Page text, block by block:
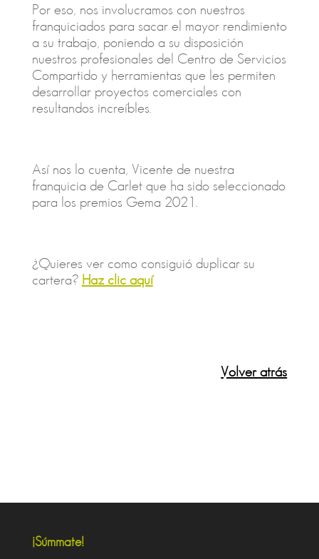
Por eso, nos involucramos con nuestros
franquiciados para sacar el mayor rendimiento
a su trabajo, poniendo a su disposición
nuestros profesionales del Centro de Servicios
Compartido y herramientas que les permiten
desarrollar proyectos comerciales con
resultandos increíbles.
Así nos lo cuenta, Vicente de nuestra
franquicia de Carlet que ha sido seleccionado
para los premios Gema 2021.
¿Quieres ver como consiguió duplicar su
cartera? Haz clic aquí
Volver atrás
¡Súmmate!